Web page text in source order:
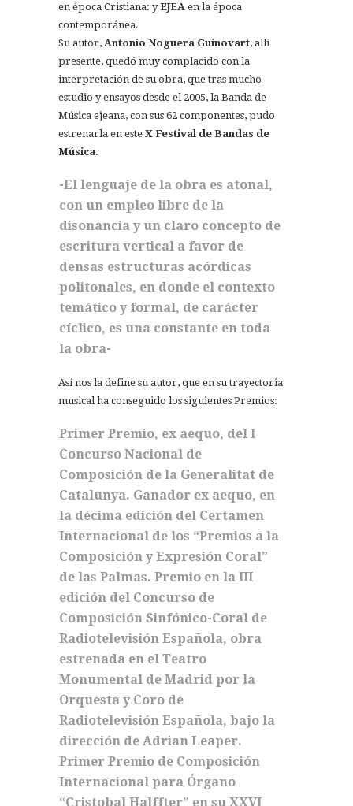
en época Cristiana: yEJEA en la época
contemporánea.
Su autor, Antonio Noguera Guinovart, allí
presente, quedó muy complacido con la
interpretación de su obra, que tras mucho
estudio y ensayos desde el 2005, la Banda de
Música ejeana, con sus 62 componentes, pudo
estrenarla en este X Festival de Bandas de
Música.
-El lenguaje de la obra es atonal,
con un empleo libre de la
disonancia y un claro concepto de
escritura vertical a favor de
densas estructuras acórdicas
politonales, en donde el contexto
temático y formal, de carácter
cíclico, es una constante en toda
la obra-
Así nos la define su autor, que en su trayectoria
musical ha conseguido los siguientes Premios:
Primer Premio, ex aequo, del I
Concurso Nacional de
Composición de la Generalitat de
Catalunya. Ganador ex aequo, en
la décima edición del Certamen
Internacional de los “Premios a la
Composición y Expresión Coral”
de las Palmas. Premio en la III
edición del Concurso de
Composición Sinfónico-Coral de
Radiotelevisión Española, obra
estrenada en el Teatro
Monumental de Madrid por la
Orquesta y Coro de
Radiotelevisión Española, bajo la
dirección de Adrian Leaper.
Primer Premio de Composición
Internacional para Órgano
“Cristobal Halffter” en su XXVI